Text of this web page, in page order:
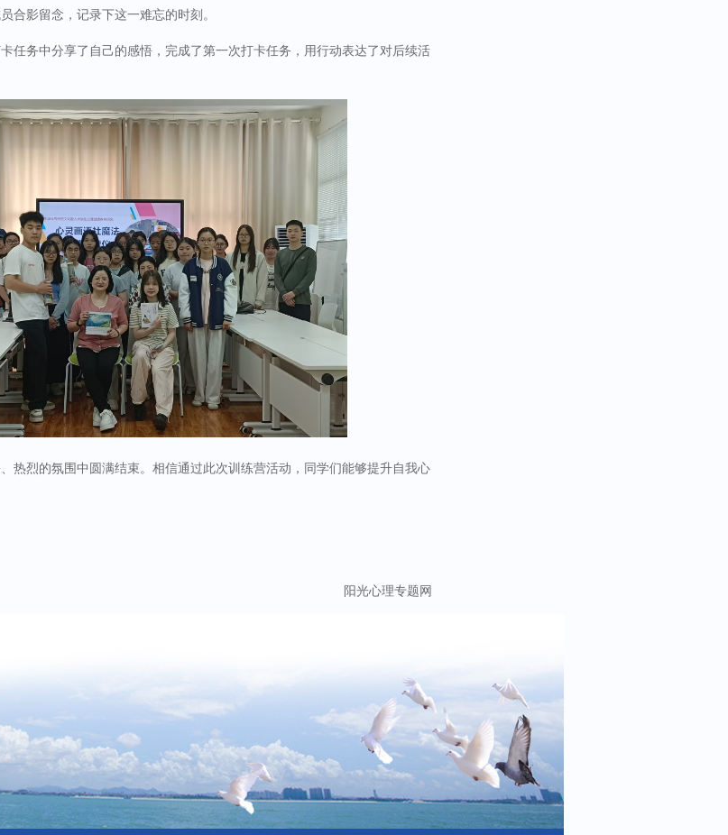
合影留念，记录下这一难忘的时刻。
任务中分享了自己的感悟，完成了第一次打卡任务，用行动表达了对后续活
热烈的氛围中圆满结束。相信通过此次训练营活动，同学们能够提升自我心
阳光心理专题网